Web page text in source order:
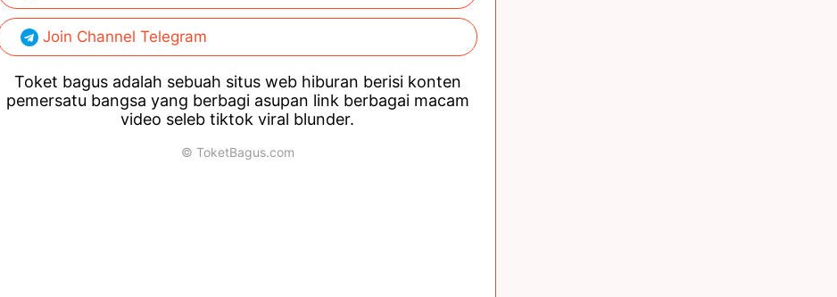
Join Channel Telegram
Toket bagus adalah sebuah situs web hiburan berisi konten
pemersatu bangsa yang berbagi asupan link berbagai macam
video seleb tiktok viral blunder.
© ToketBagus.com